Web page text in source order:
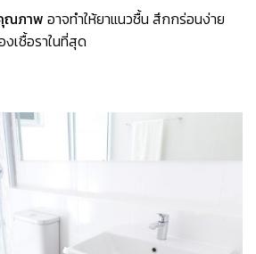
ณภาพ อาจทำให้ยาแนวชื้น สึกกร่อนง่าย
เชื้อราในที่สุด